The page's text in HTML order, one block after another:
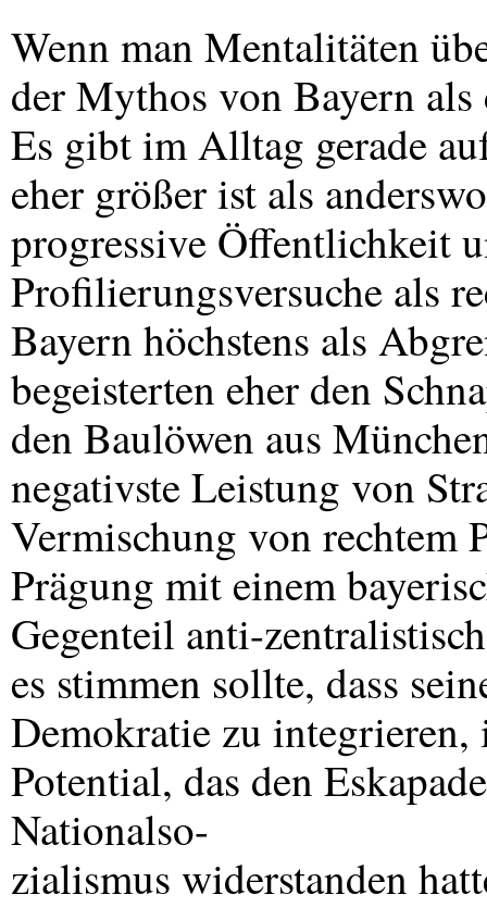
Wenn man Mentalitäten
der Mythos von Bayern
Es gibt im Alltag gerade
eher größer ist als
progressive Öffentlichkeit
Profilierungsversuche als
Bayern höchstens als
begeisterten eher den
den Baulöwen aus
negativste Leistung von
Vermischung von rechtem
Prägung mit einem
Gegenteil anti-
es stimmen sollte, dass
Demokratie zu integrieren,
Potential, das den
Nationalso-
zialismus widerstanden